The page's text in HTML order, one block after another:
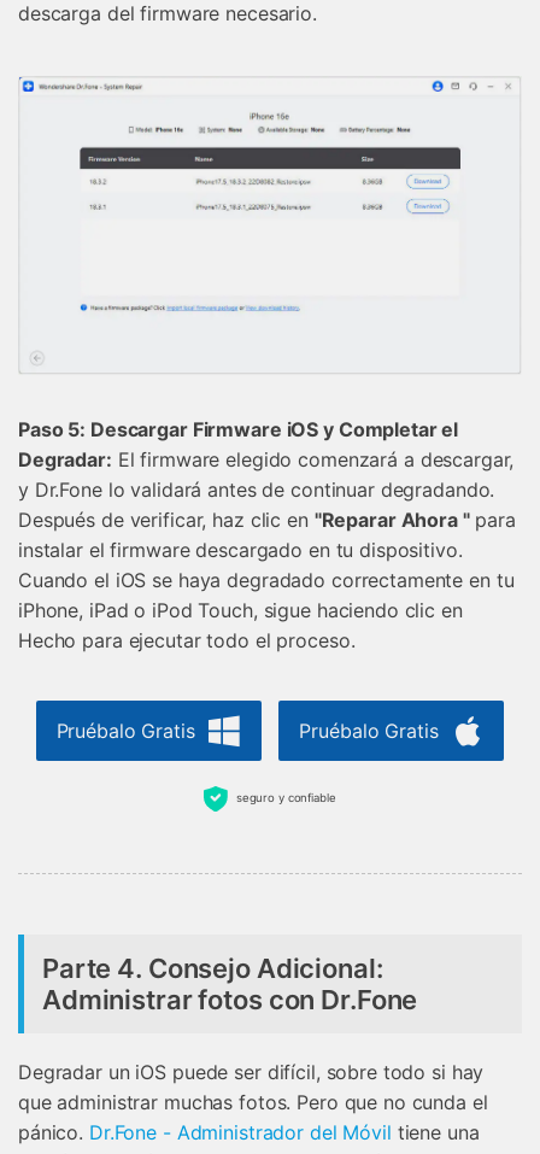
descarga del firmware necesario.
Paso 5: Descargar Firmware iOS y Completar el
Degradar: El firmware elegido comenzará a descargar,
y Dr.Fone lo validará antes de continuar degradando.
Después de verificar, haz clic en "Reparar Ahora "para
instalar el firmware descargado en tu dispositivo.
Cuando el iOS se haya degradado correctamente en tu
iPhone, iPad o iPod Touch, sigue haciendo clic en
Hecho para ejecutar todo el proceso.
Pruébalo Gratis Pruébalo Gratis
seguro y confiable
Parte 4. Consejo Adicional:
Administrar fotos con Dr.Fone
Degradar un iOS puede ser difícil, sobre todo si hay
que administrar muchas fotos. Pero que no cunda el
pánico. Dr.Fone - Administrador del Móvil tiene una